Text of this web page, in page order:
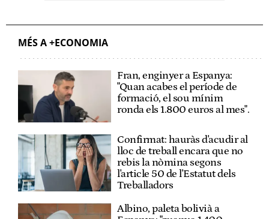
MÉS A +ECONOMIA
Fran, enginyer a Espanya:
"Quan acabes el període de
formació, el sou mínim
ronda els 1.800 euros al mes".
Confirmat: hauràs d'acudir al
lloc de treball encara que no
rebis la nòmina segons
l'article 50 de l'Estatut dels
Treballadors
Albino, paleta bolivià a